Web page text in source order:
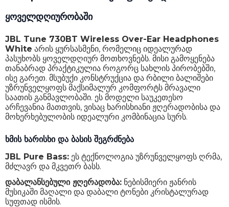
ხმის დახშობა
Bluetooth
ზარის კონტროლი არა
წყალგამძლეობის სტანდარტი არა
წონა 219 გ
გარანტია
ყოველდღიურობაში
JBL Tune 730BT Wireless Over-Ear Headphones
White არის ყურსასმენი, რომელიც იდეალურად
პასუხობს ყოველდღიურ მოთხოვნებს. მისი გამოყენება
თანაბრად პრაქტიკულია როგორც სახლის პირობებში,
ისე გარეთ. მსუბუქი კონსტრუქცია და რბილი ბალიშები
უზრუნველყოფს მაქსიმალურ კომფორტს მრავალი
საათის განმავლობაში. ეს მოდელი საუკეთესო
არჩევანია მათთვის, ვისაც ხარისხიანი ჟღერადობისა და
მოხერხებულობის იდეალური კომბინაცია სურს.
ხმის ხარისხი და ბასის შეგრძნება
JBL Pure Bass: ეს ტექნოლოგია უზრუნველყოფს ღრმა,
მძლავრ და მკვეთრ ბასს.
დაბალანსებული ჟღერადობა: ნებისმიერი ჟანრის
მუსიკაში მაღალი და დაბალი ტონები კრისტალურად
სუფთად ისმის.